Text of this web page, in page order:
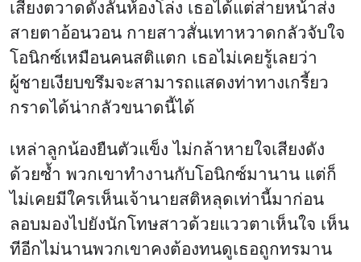
เสียงตวาดดังลั่นห้องโล่ง เธอได้แต่ส่ายหน้าส่ง
สายตาอ้อนวอน กายสาวสั่นเทาหวาดกลัวจับใจ
โอนิกซ์เหมือนคนสติแตก เธอไม่เคยรู้เลยว่า
ผู้ชายเงียบขรึมจะสามารถแสดงท่าทางเกรี้ยว
กราดได้น่ากลัวขนาดนี้ได้
เหล่าลูกน้องยืนตัวแข็ง ไม่กล้าหายใจเสียงดัง
ด้วยซ้ำ พวกเขาทำงานกับโอนิกซ์มานาน แต่ก็
ไม่เคยมีใครเห็นเจ้านายสติหลุดเท่านี้มาก่อน
ลอบมองไปยังนักโทษสาวด้วยแววตาเห็นใจ เห็น
ทีอีกไม่นานพวกเขาคงต้องทนดูเธอถูกทรมาน